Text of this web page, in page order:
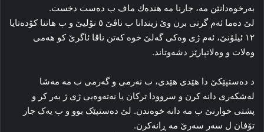
به‌رخوه‌دانێن مه‌، جارنا مه‌ هندەك ماف ب ده‌ست دخست.
لێ ده‌ما ئه‌م گرتی برن وێ زیندانا ب ناڤێ ٥ نۆلیێ و ب هاتنا كۆدەتایا
۱۲ ئیلۆنێ، ئه‌م ژی وه‌كی گه‌لێ خوه‌ که‌تن ناڤا ئاگرێ کو هه‌می
وه‌لات و وه‌لاتپارێز دشه‌وتاند.
د ده‌ستپێکێ دا هێدی هێدی، ب نه‌رمی و گه‌رمی ب مه‌ مه‌شا
له‌شکه‌ری دانه‌ کرن و سروودا ترکان یا نه‌ته‌وه‌یی ژی ژ به‌ر کر و
پشتی خوارنێ ب مه‌ دانه‌ خوه‌ندن. لێ ده‌ستپێک بوو و ب یه‌ک جار
تۆفان ل سه‌ر سه‌رێ مه‌ ڕانه‌کرن.